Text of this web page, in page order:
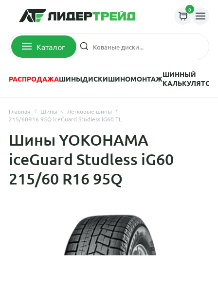
0
Каталог
РАСПРОДАЖАШИНЫДИСКИШИНОМОНТАЖШИННЫЙ
КАЛЬКУЛЯТОР
Главная Шины
Легковые шины
215/60R16 95Q iceGuard Studless iG60 TL
Шины YOKOHAMA
iceGuard Studless iG60
215/60 R16 95Q